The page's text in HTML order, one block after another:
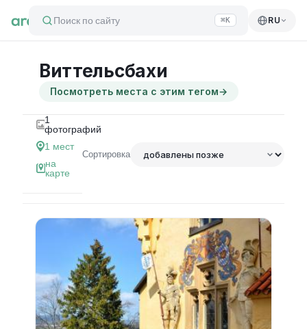
Поиск по сайту ⌘K RU
Виттельсбахи
Посмотреть места с этим тегом→
1
фотографий
1 мест
на
карте
Сортировка